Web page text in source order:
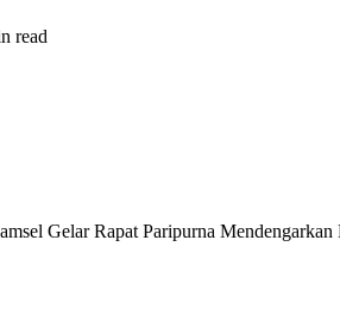
read
Gelar Rapat Paripurna Mendengarkan